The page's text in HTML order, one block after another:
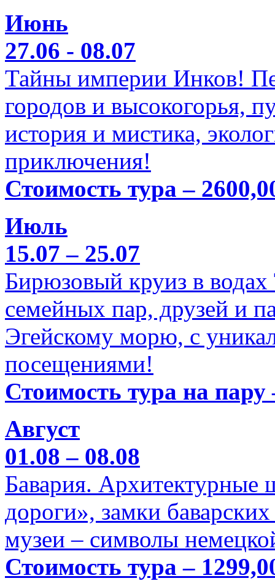
Июнь
27.06 - 08.07
Тайны империи Инков!
городов и высокогорья,
история и мистика,
приключения!
Стоимость тура –
Июль
15.07 – 25.07
Бирюзовый круиз в
семейных пар, друзей и
Эгейскому морю, с
посещениями!
Стоимость тура на пару
Август
01.08 – 08.08
Бавария. Архитектурные
дороги», замки
музеи – символы
Стоимость тура –